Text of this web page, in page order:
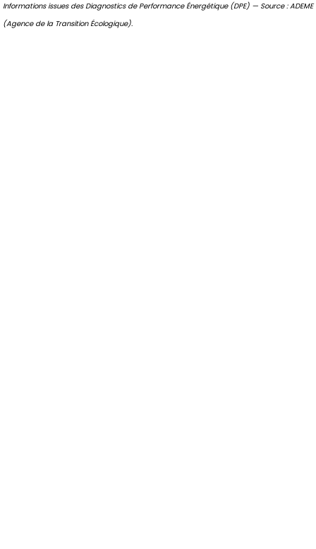
Informations issues des Diagnostics de Performance Énergétique (DPE) — Source : ADEME
(Agence de la Transition Écologique).